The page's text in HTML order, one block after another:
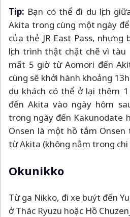
Tip: Bạn có thể đi du lịch
Akita trong cùng một ngày
của thẻ JR East Pass, nhưng
lịch trình thật chặt chẽ vì tàu
mất 5 giờ từ Aomori đến
cùng sẽ khởi hành khoảng
du khách có thể ở lại thêm
đến Akita vào ngày hôm
trong ngày đến Kakunodate
Onsen là một hồ tắm
từ Akita (không nằm trong chi
Okunikko
Từ ga Nikko, đi xe buýt đến
ở Thác Ryuzu hoặc Hồ